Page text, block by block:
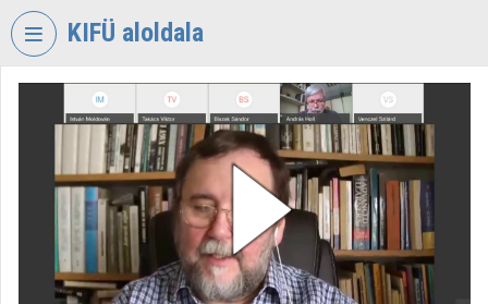
Fejléc kihagyása
KIFÜ aloldala
VIDEO TORIUM
KORMÁNYZATI
INFORMATIKAI
FEJLESZTÉSI
ÜGYNÖKSÉG
Intézményi kezdőlap